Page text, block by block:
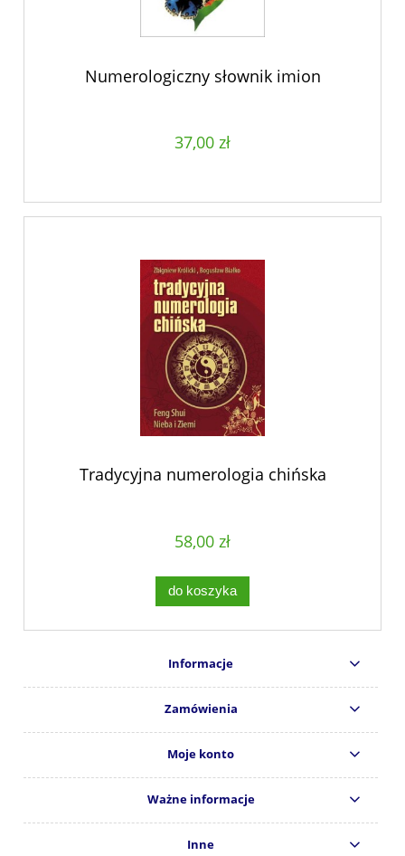
Numerologiczny słownik imion
37,00 zł
Tradycyjna numerologia chińska
58,00 zł
do koszyka
Informacje
Zamówienia
Moje konto
Ważne informacje
Inne